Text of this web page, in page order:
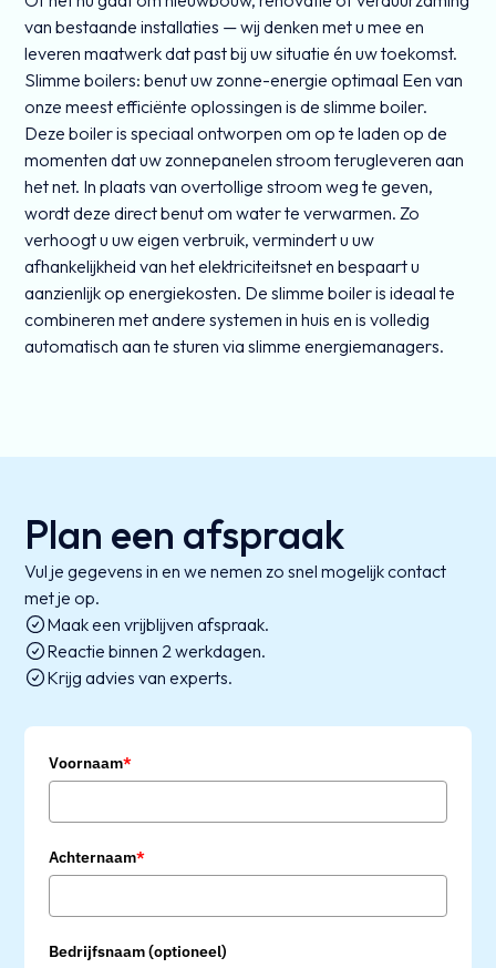
van bestaande installaties — wij denken met u mee en
leveren maatwerk dat past bij uw situatie én uw toekomst.
Slimme boilers: benut uw zonne-energie optimaal Een van
onze meest efficiënte oplossingen is de slimme boiler.
Deze boiler is speciaal ontworpen om op te laden op de
momenten dat uw zonnepanelen stroom terugleveren aan
het net. In plaats van overtollige stroom weg te geven,
wordt deze direct benut om water te verwarmen. Zo
verhoogt u uw eigen verbruik, vermindert u uw
afhankelijkheid van het elektriciteitsnet en bespaart u
aanzienlijk op energiekosten. De slimme boiler is ideaal te
combineren met andere systemen in huis en is volledig
automatisch aan te sturen via slimme energiemanagers.
Plan een afspraak
Vul je gegevens in en we nemen zo snel mogelijk contact
met je op.
Maak een vrijblijven afspraak.
Reactie binnen 2 werkdagen.
Krijg advies van experts.
Voornaam*
Achternaam*
Bedrijfsnaam (optioneel)